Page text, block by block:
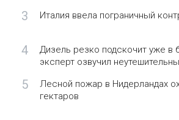
3 Италия ввела пограничный
4
Дизель резко подскочит уже в
эксперт озвучил
5
Лесной пожар в Нидерландах
гектаров